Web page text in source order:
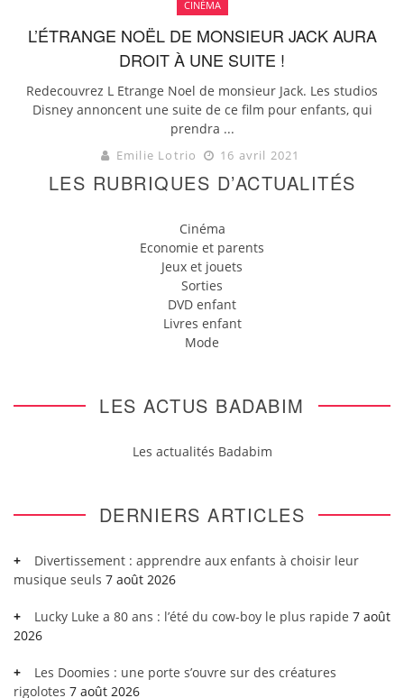
CINÉMA
L’ÉTRANGE NOËL DE MONSIEUR JACK AURA
DROIT À UNE SUITE !
Redecouvrez L Etrange Noel de monsieur Jack. Les studios
Disney annoncent une suite de ce film pour enfants, qui
prendra ...
Emilie Lotrio 16 avril 2021
LES RUBRIQUES D’ACTUALITÉS
Cinéma
Economie et parents
Jeux et jouets
Sorties
DVD enfant
Livres enfant
Mode
LES ACTUS BADABIM
Les actualités Badabim
DERNIERS ARTICLES
Divertissement : apprendre aux enfants à choisir leur
musique seuls 7 août 2026
Lucky Luke a 80 ans : l’été du cow-boy le plus rapide 7 août
2026
Les Doomies : une porte s’ouvre sur des créatures
rigolotes 7 août 2026